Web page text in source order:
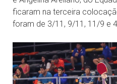
ficaram na terceira
foram de 3/11, 9/11, 11/9 e